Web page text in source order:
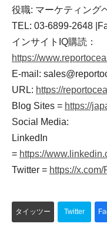
役職: マーケティング
TEL: 03-6899-2648
インサイトIQ購読：
https://
E-mail:
URL: https://
Blog Sites = https://
Social Media:
LinkedIn
= https://
Twitter = https://
タイッツー Twitter